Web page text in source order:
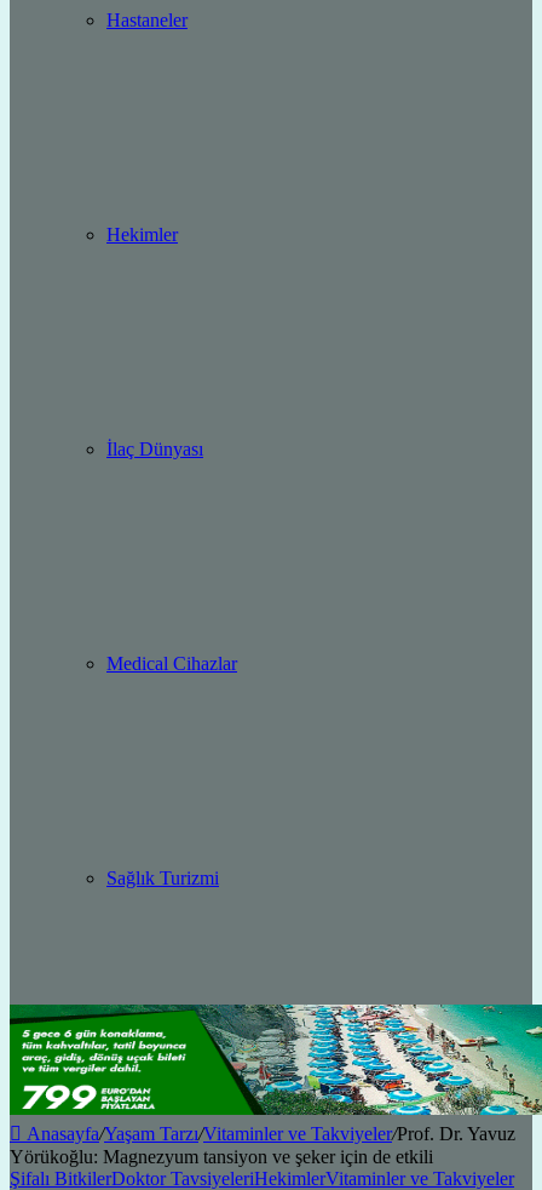
Hastaneler
Hekimler
İlaç Dünyası
Medical Cihazlar
Sağlık Turizmi
Anasayfa/Yaşam Tarzı/Vitaminler ve Takviyeler/Prof. Dr. Yavuz
Yörükoğlu: Magnezyum tansiyon ve şeker için de etkili
Şifalı BitkilerDoktor TavsiyeleriHekimlerVitaminler ve Takviyeler